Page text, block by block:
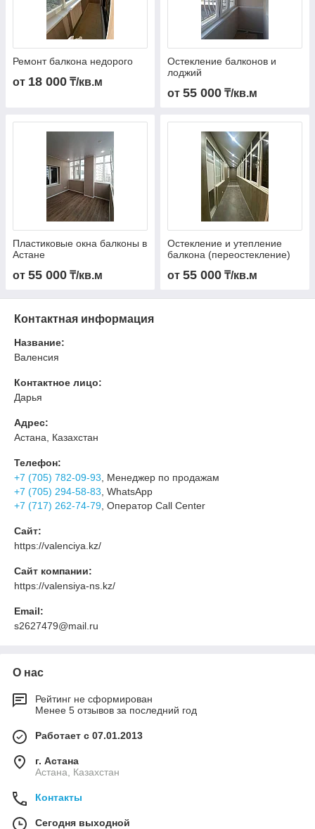
Ремонт балкона недорого
от 18 000 ₸/кв.м
Остекление балконов и
лоджий
от55 000 ₸/кв.м
Пластиковые окна балконы в
Астане
от 55 000 ₸/кв.м
Остекление и утепление
балкона (переостекление)
от55 000 ₸/кв.м
Контактная информация
Название:
Валенсия
Контактное лицо:
Дарья
Адрес:
Астана, Казахстан
Телефон:
+7 (705) 782-09-93, Менеджер по продажам
+7 (705) 294-58-83, WhatsApp
+7 (717) 262-74-79, Оператор Call Center
Сайт:
https://valenciya.kz/
Сайт компании:
https://valensiya-ns.kz/
Email:
s2627479@mail.ru
О нас
Рейтинг не сформирован
Менее 5 отзывов за последний год
Работает с 07.01.2013
г. Астана
Астана, Казахстан
Контакты
Сегодня выходной